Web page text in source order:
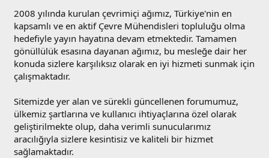
2008 yılında kurulan çevrimiçi ağımız, Türkiye'nin en
kapsamlı ve en aktif Çevre Mühendisleri topluluğu olma
hedefiyle yayın hayatına devam etmektedir. Tamamen
gönüllülük esasına dayanan ağımız, bu mesleğe dair her
konuda sizlere karşılıksız olarak en iyi hizmeti sunmak için
çalışmaktadır.
Sitemizde yer alan ve sürekli güncellenen forumumuz,
ülkemiz şartlarına ve kullanıcı ihtiyaçlarına özel olarak
geliştirilmekte olup, daha verimli sunucularımız
aracılığıyla sizlere kesintisiz ve kaliteli bir hizmet
sağlamaktadır.